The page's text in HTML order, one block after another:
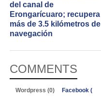
del canal de
Erongarícuaro; recupera
más de 3.5 kilómetros de
navegación
COMMENTS
Wordpress (0) Facebook (